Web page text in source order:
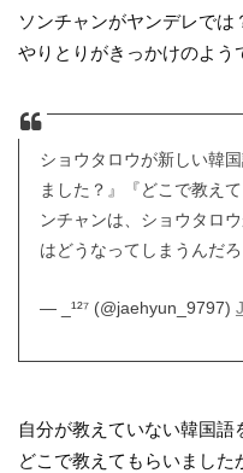
ソンチャンがヤンデレで
やりとりがきっかけのよう
ショウタロウが新しい韓
ました？』『どこで教え
ンチャンは、ショウタロ
はどうなってしまうんだ
— _¹²⁷ (@jaehyun_9797)
自分が教えていない韓国語
どこで教えてもらいまし